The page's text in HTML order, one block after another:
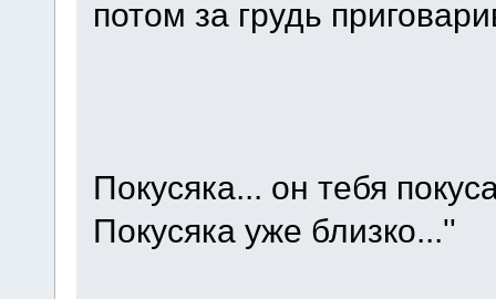
потом за грудь
Покусяка... он тебя
Покусяка уже близко...''